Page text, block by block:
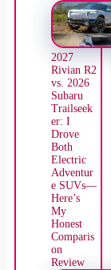
2027
Rivian R2
vs. 2026
Subaru
Trailseek
er: I
Drove
Both
Electric
Adventur
e SUVs—
Here’s
My
Honest
Comparis
on
Review